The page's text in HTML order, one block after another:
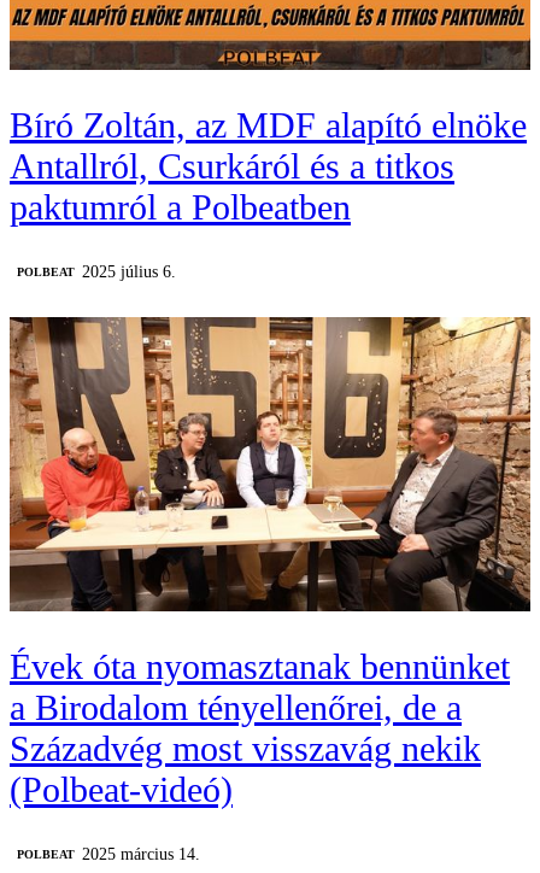
Bíró Zoltán, az MDF alapító elnöke
Antallról, Csurkáról és a titkos
paktumról a Polbeatben
‎POLBEAT 2025 július 6.
Évek óta nyomasztanak bennünket
a Birodalom tényellenőrei, de a
Századvég most visszavág nekik
(Polbeat-videó)
‎POLBEAT
2025 március 14.